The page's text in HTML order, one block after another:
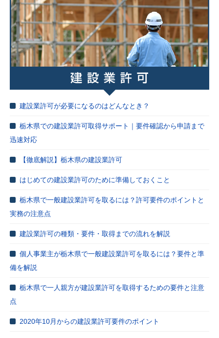
建設業許可が必要になるのはどんなとき？
栃木県での建設業許可取得サポート｜要件確認から申請まで
迅速対応
【徹底解説】栃木県の建設業許可
はじめての建設業許可のために準備しておくこと
栃木県で一般建設業許可を取るには？許可要件のポイントと
実務の注意点
建設業許可の種類・要件・取得までの流れを解説
個人事業主が栃木県で一般建設業許可を取るには？要件と準
備を解説
栃木県で一人親方が建設業許可を取得するための要件と注意
点
2020年10月からの建設業許可要件のポイント